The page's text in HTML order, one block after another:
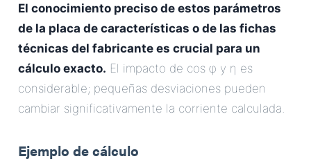
El conocimiento preciso de estos parámetros
de la placa de características o de las fichas
técnicas del fabricante es crucial para un
cálculo exacto. El impacto de cos φ y η es
considerable; pequeñas desviaciones pueden
cambiar significativamente la corriente calculada.
Ejemplo de cálculo